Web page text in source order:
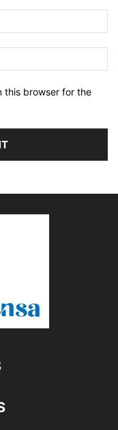
this browser for the